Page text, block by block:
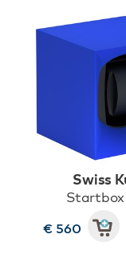
Swiss
Startbox
€ 560